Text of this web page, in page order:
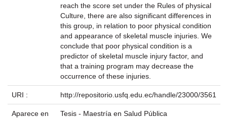
reach the score set under the Rules of physical
Culture, there are also significant differences in
this group, in relation to poor physical condition
and appearance of skeletal muscle injuries. We
conclude that poor physical condition is a
predictor of skeletal muscle injury factor, and
that a training program may decrease the
occurrence of these injuries.
URI : http://repositorio.usfq.edu.ec/handle/23000/3561
Aparece en
Tesis - Maestría en Salud Pública